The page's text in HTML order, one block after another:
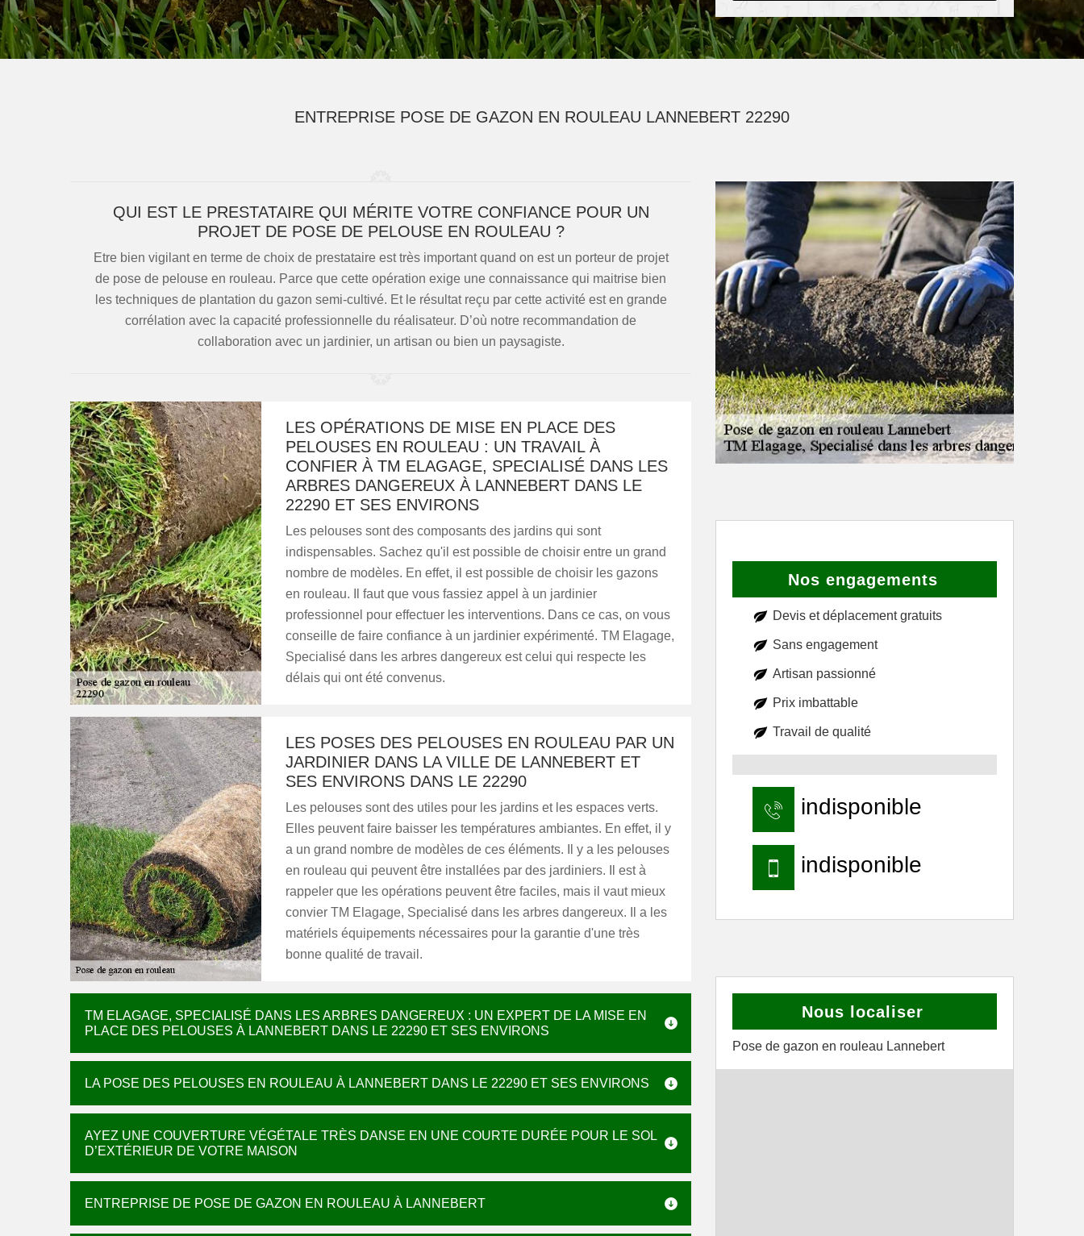
ENTREPRISE POSE DE GAZON EN ROULEAU LANNEBERT 22290
QUI EST LE PRESTATAIRE QUI MÉRITE VOTRE CONFIANCE POUR UN
PROJET DE POSE DE PELOUSE EN ROULEAU ?
Etre bien vigilant en terme de choix de prestataire est très important quand on est un porteur de projet
de pose de pelouse en rouleau. Parce que cette opération exige une connaissance qui maitrise bien
les techniques de plantation du gazon semi-cultivé. Et le résultat reçu par cette activité est en grande
corrélation avec la capacité professionnelle du réalisateur. D’où notre recommandation de
collaboration avec un jardinier, un artisan ou bien un paysagiste.
LES OPÉRATIONS DE MISE EN PLACE DES
PELOUSES EN ROULEAU : UN TRAVAIL À
CONFIER À TM ELAGAGE, SPECIALISÉ DANS LES
ARBRES DANGEREUX À LANNEBERT DANS LE
22290 ET SES ENVIRONS
Les pelouses sont des composants des jardins qui sont
indispensables. Sachez qu'il est possible de choisir entre un grand
nombre de modèles. En effet, il est possible de choisir les gazons
en rouleau. Il faut que vous fassiez appel à un jardinier
professionnel pour effectuer les interventions. Dans ce cas, on vous
conseille de faire confiance à un jardinier expérimenté. TM Elagage,
Specialisé dans les arbres dangereux est celui qui respecte les
délais qui ont été convenus.
LES POSES DES PELOUSES EN ROULEAU PAR UN
JARDINIER DANS LA VILLE DE LANNEBERT ET
SES ENVIRONS DANS LE 22290
Les pelouses sont des utiles pour les jardins et les espaces verts.
Elles peuvent faire baisser les températures ambiantes. En effet, il y
a un grand nombre de modèles de ces éléments. Il y a les pelouses
en rouleau qui peuvent être installées par des jardiniers. Il est à
rappeler que les opérations peuvent être faciles, mais il vaut mieux
convier TM Elagage, Specialisé dans les arbres dangereux. Il a les
matériels équipements nécessaires pour la garantie d'une très
bonne qualité de travail.
TM ELAGAGE, SPECIALISÉ DANS LES ARBRES DANGEREUX : UN EXPERT DE LA MISE EN
PLACE DES PELOUSES À LANNEBERT DANS LE 22290 ET SES ENVIRONS
LA POSE DES PELOUSES EN ROULEAU À LANNEBERT DANS LE 22290 ET SES ENVIRONS
AYEZ UNE COUVERTURE VÉGÉTALE TRÈS DANSE EN UNE COURTE DURÉE POUR LE SOL
D’EXTÉRIEUR DE VOTRE MAISON
ENTREPRISE DE POSE DE GAZON EN ROULEAU À LANNEBERT
Nos engagements
Devis et déplacement gratuits
Sans engagement
Artisan passionné
Prix imbattable
Travail de qualité
indisponible
indisponible
Nous localiser
Pose de gazon en rouleau Lannebert